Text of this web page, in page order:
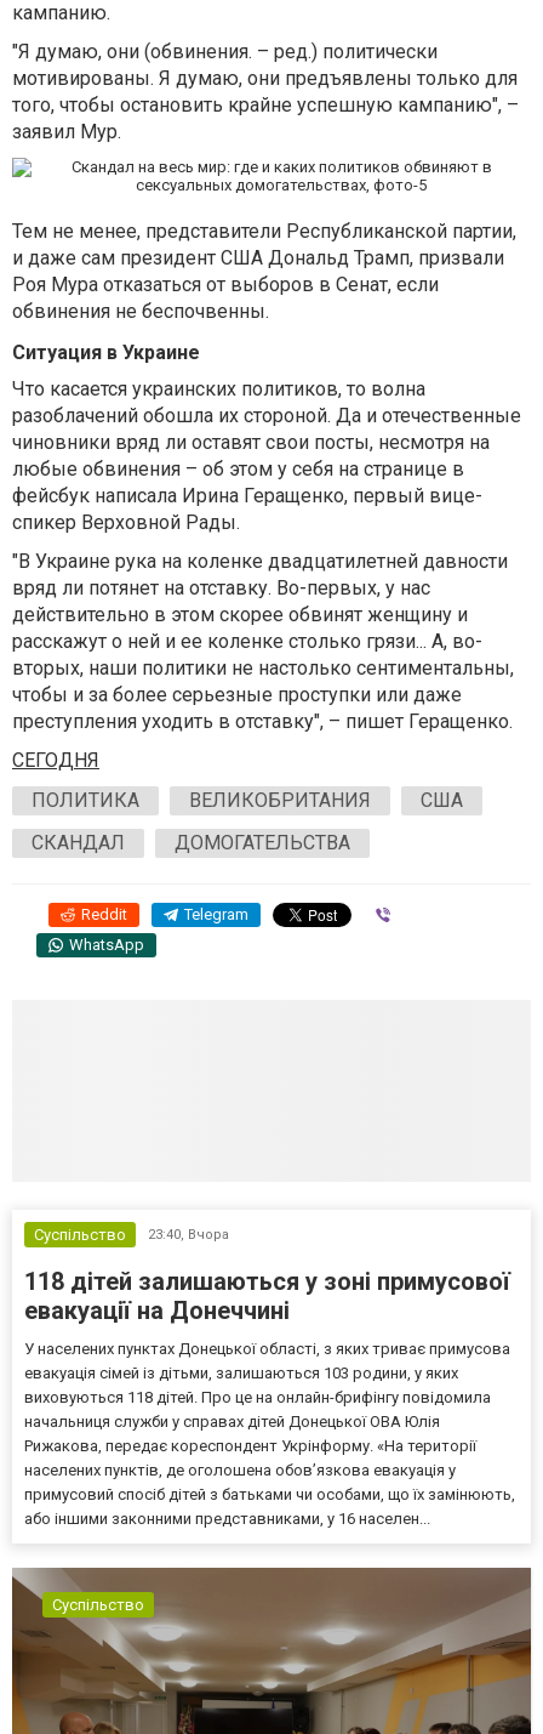
кампанию.
"Я думаю, они (обвинения. – ред.) политически
мотивированы. Я думаю, они предъявлены только для
того, чтобы остановить крайне успешную кампанию", –
заявил Мур.
Тем не менее, представители Республиканской партии,
и даже сам президент США Дональд Трамп, призвали
Роя Мура отказаться от выборов в Сенат, если
обвинения не беспочвенны.
Ситуация в Украине
Что касается украинских политиков, то волна
разоблачений обошла их стороной. Да и отечественные
чиновники вряд ли оставят свои посты, несмотря на
любые обвинения – об этом у себя на странице в
фейсбук написала Ирина Геращенко, первый вице-
спикер Верховной Рады.
"В Украине рука на коленке двадцатилетней давности
вряд ли потянет на отставку. Во-первых, у нас
действительно в этом скорее обвинят женщину и
расскажут о ней и ее коленке столько грязи... А, во-
вторых, наши политики не настолько сентиментальны,
чтобы и за более серьезные проступки или даже
преступления уходить в отставку", – пишет Геращенко.
СЕГОДНЯ
ПОЛИТИКА
ВЕЛИКОБРИТАНИЯ
США
СКАНДАЛ
ДОМОГАТЕЛЬСТВА
Reddit Telegram
WhatsApp
Суспільство 23:40, Вчора
118 дітей залишаються у зоні примусової
евакуації на Донеччині
У населених пунктах Донецької області, з яких триває примусова
евакуація сімей із дітьми, залишаються 103 родини, у яких
виховуються 118 дітей. Про це на онлайн-брифінгу повідомила
начальниця служби у справах дітей Донецької ОВА Юлія
Рижакова, передає кореспондент Укрінформу. «На території
населених пунктів, де оголошена обов’язкова евакуація у
примусовий спосіб дітей з батьками чи особами, що їх замінюють,
або іншими законними представниками, у 16 населен...
Суспільство